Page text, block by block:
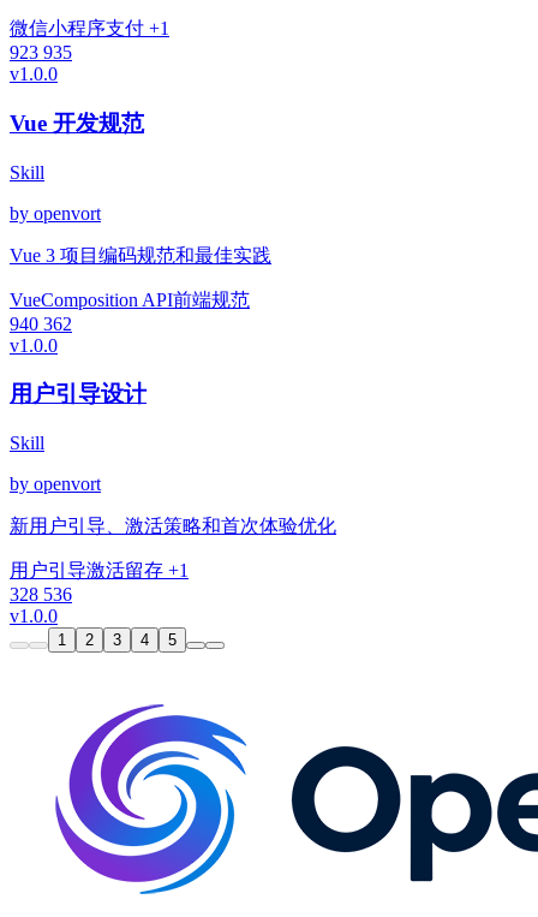
微信小程序支付 +1
923 935
v1.0.0
Vue 开发规范
Skill
by openvort
Vue 3 项目编码规范和最佳实践
VueComposition API前端规范
940 362
v1.0.0
用户引导设计
Skill
by openvort
新用户引导、激活策略和首次体验优化
用户引导激活留存 +1
328 536
v1.0.0
1 2 3 4 5